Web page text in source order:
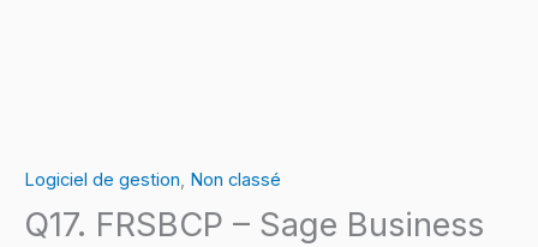
Logiciel de gestion, Non classé
Q17. FRSBCP – Sage Business
Q17.
FRSBCP